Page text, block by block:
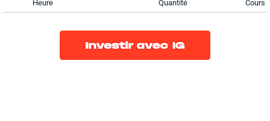
Heure Quantité Cours